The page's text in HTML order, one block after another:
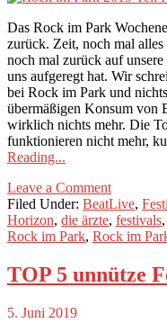
Das Rock im Park
zurück. Zeit, noch mal alles
noch mal zurück auf
uns aufgeregt hat. Wir
bei Rock im Park und
übermäßigen Konsum von
wirklich nichts mehr. Die
funktionieren nicht mehr,
Reading...
Leave a Comment
Filed Under: BeatLive,
Horizon, die ärzte, festivals,
Rock im Park, Rock im
TOP 5 unnütze
5. Juni 2019